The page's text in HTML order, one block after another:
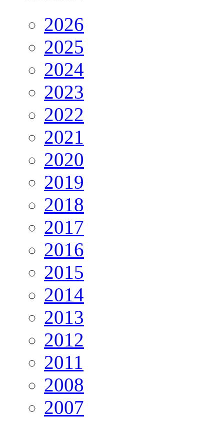
2026
2025
2024
2023
2022
2021
2020
2019
2018
2017
2016
2015
2014
2013
2012
2011
2008
2007